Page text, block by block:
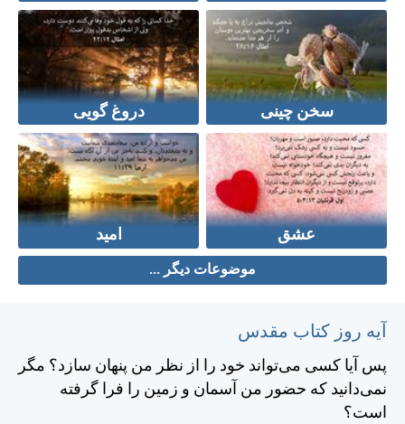
سخن چینی دروغ گویی
عشق امید
موضوعات دیگر ...
آیه روز کتاب مقدس
پس آيا كسی می‌تواند خود را از نظر من پنهان سازد؟ مگر
نمی‌دانيد كه حضور من آسمان و زمين را فرا گرفته
است؟